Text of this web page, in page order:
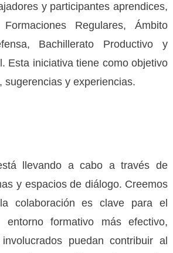
y participantes aprendices,
Regulares, Ámbito
Bachillerato Productivo y
Esta iniciativa tiene como objetivo
sugerencias y experiencias.
llevando a cabo a través de
y espacios de diálogo. Creemos
colaboración es clave para el
formativo más efectivo,
puedan contribuir al